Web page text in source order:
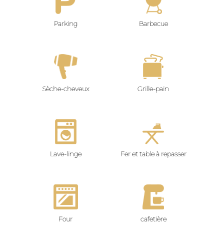
Parking Barbecue
Sèche-cheveux Grille-pain
Lave-linge Fer et table à repasser
Four cafetière